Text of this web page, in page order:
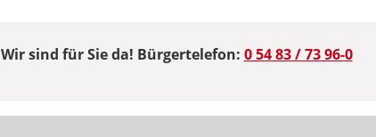
Wir sind für Sie da! Bürgertelefon: 0 54 83 / 73 96-0